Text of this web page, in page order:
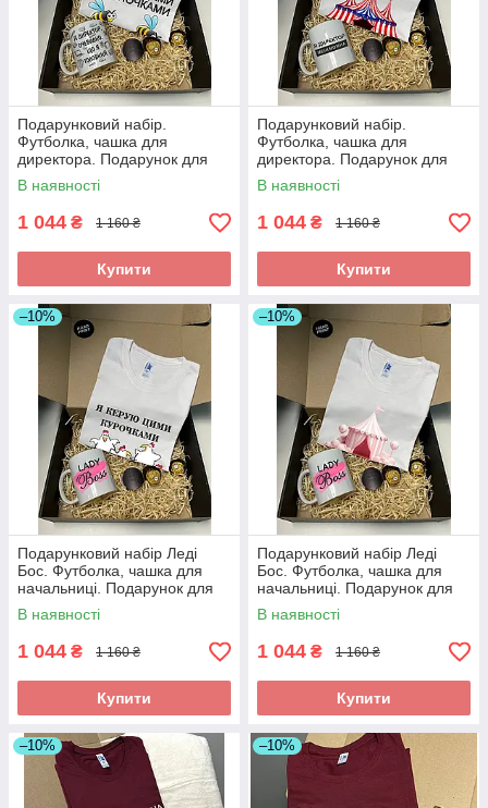
Подарунковий набір.
Футболка, чашка для
директора. Подарунок для
директора
В наявності
1 044 ₴ 1 160 ₴
Купити
Подарунковий набір.
Футболка, чашка для
директора. Подарунок для
директора
В наявності
1 044 ₴ 1 160 ₴
Купити
–10%
Подарунковий набір Леді
Бос. Футболка, чашка для
начальниці. Подарунок для
директора
В наявності
1 044 ₴ 1 160 ₴
Купити
–10%
Подарунковий набір Леді
Бос. Футболка, чашка для
начальниці. Подарунок для
директора
В наявності
1 044 ₴ 1 160 ₴
Купити
–10% –10%